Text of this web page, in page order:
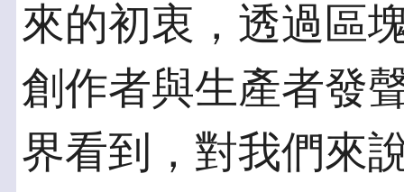
來的初衷，透過區
創作者與生產者發
界看到，對我們來